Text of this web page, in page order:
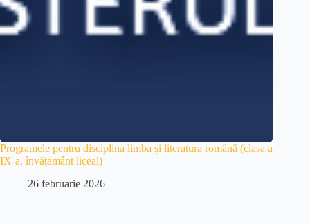
Programele pentru disciplina limba și literatura română (clasa a
IX-a, învățământ liceal)
26 februarie 2026